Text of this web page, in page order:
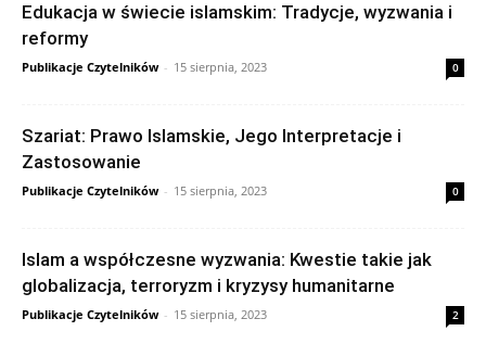
Edukacja w świecie islamskim: Tradycje, wyzwania i
reformy
Publikacje Czytelników - 15 sierpnia, 2023 0
Szariat: Prawo Islamskie, Jego Interpretacje i
Zastosowanie
Publikacje Czytelników - 15 sierpnia, 2023 0
Islam a współczesne wyzwania: Kwestie takie jak
globalizacja, terroryzm i kryzysy humanitarne
Publikacje Czytelników - 15 sierpnia, 2023 2